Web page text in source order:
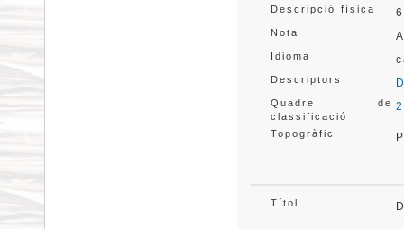
Descripció física
Nota
Idioma
Descriptors
Quadre de
classificació
Topogràfic
Títol